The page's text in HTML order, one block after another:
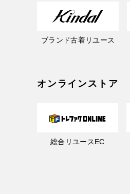
ブランド古着リユース
オンラインストア
総合リユースEC